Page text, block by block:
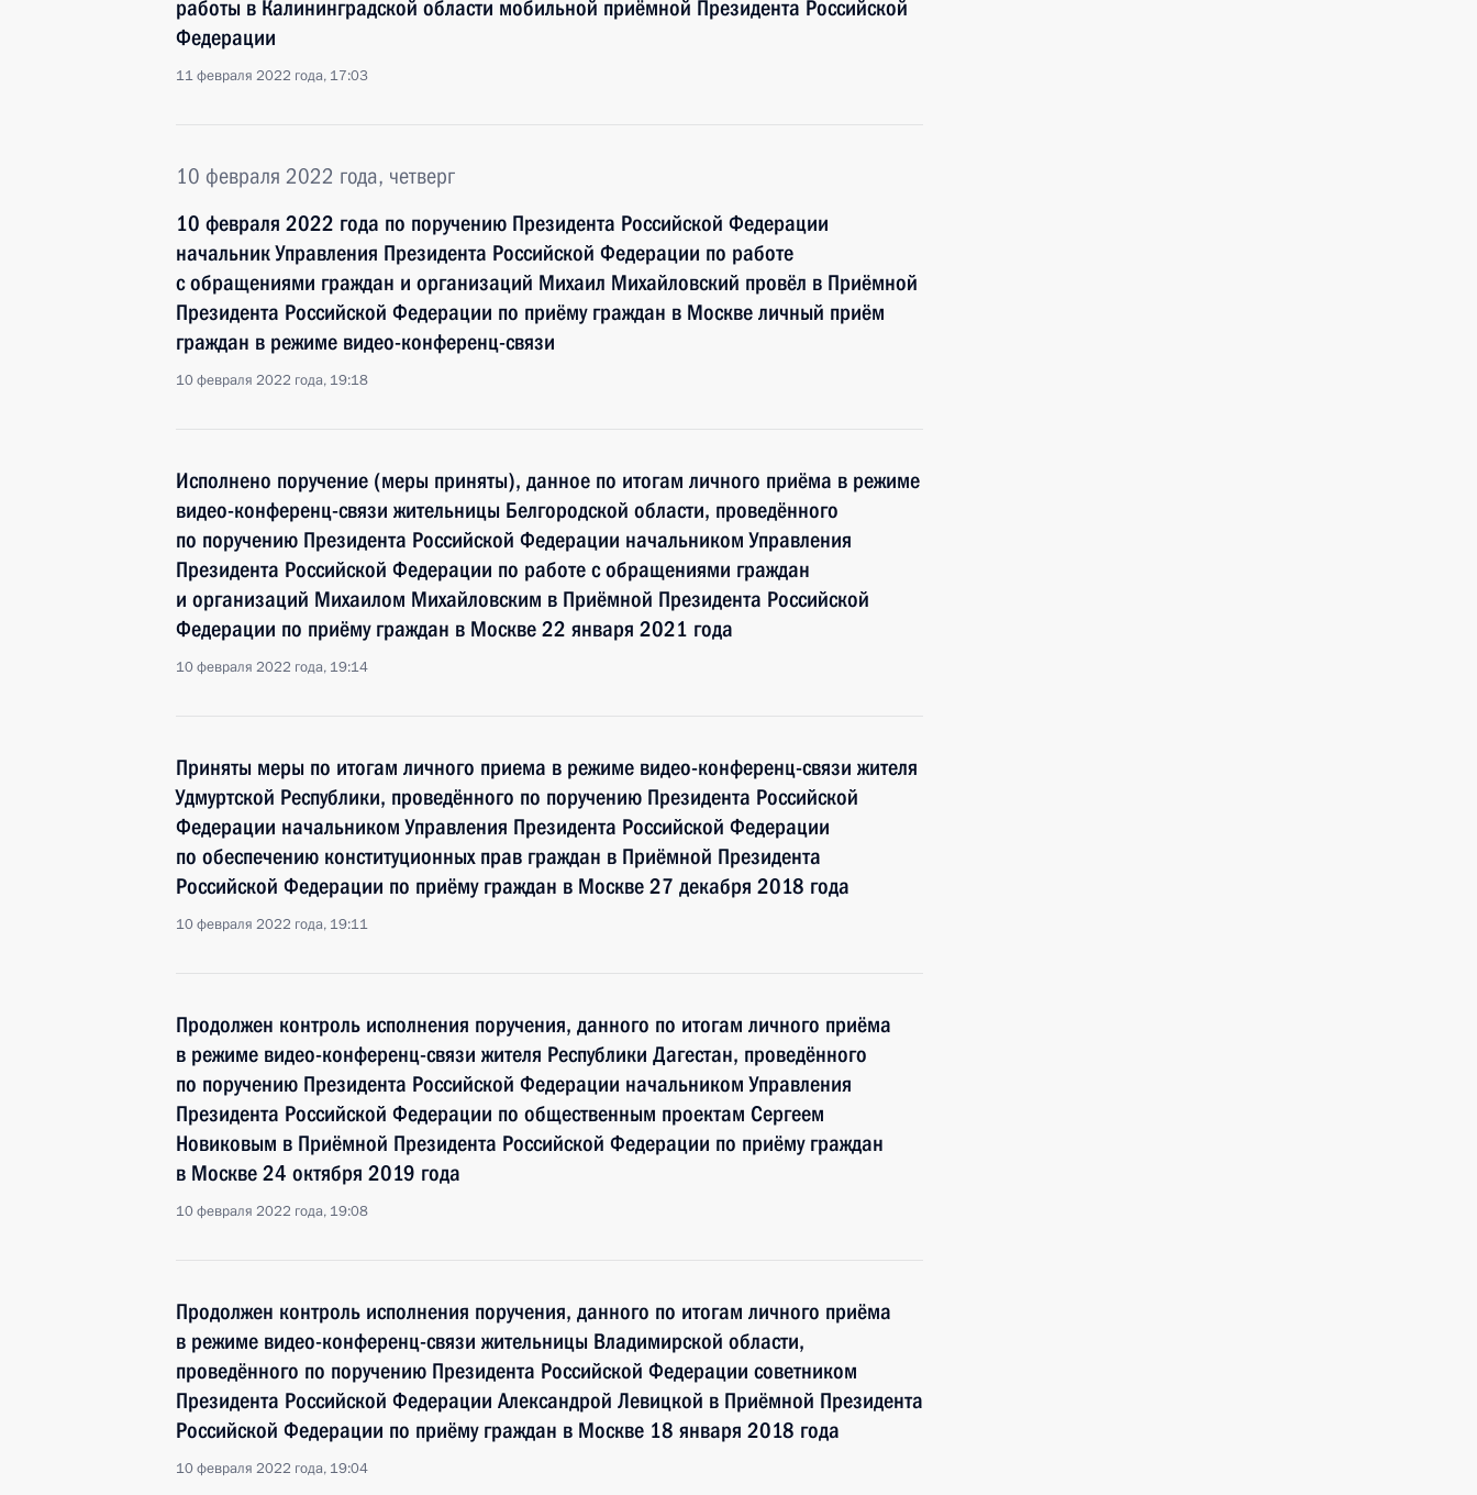
работы в Калининградской области мобильной приёмной Президента Российской
Федерации
11 февраля 2022 года, 17:03
10 февраля 2022 года, четверг
10 февраля 2022 года по поручению Президента Российской Федерации
начальник Управления Президента Российской Федерации по работе
с обращениями граждан и организаций Михаил Михайловский провёл в Приёмной
Президента Российской Федерации по приёму граждан в Москве личный приём
граждан в режиме видео-конференц-связи
10 февраля 2022 года, 19:18
Исполнено поручение (меры приняты), данное по итогам личного приёма в режиме
видео-конференц-связи жительницы Белгородской области, проведённого
по поручению Президента Российской Федерации начальником Управления
Президента Российской Федерации по работе с обращениями граждан
и организаций Михаилом Михайловским в Приёмной Президента Российской
Федерации по приёму граждан в Москве 22 января 2021 года
10 февраля 2022 года, 19:14
Приняты меры по итогам личного приема в режиме видео-конференц-связи жителя
Удмуртской Республики, проведённого по поручению Президента Российской
Федерации начальником Управления Президента Российской Федерации
по обеспечению конституционных прав граждан в Приёмной Президента
Российской Федерации по приёму граждан в Москве 27 декабря 2018 года
10 февраля 2022 года, 19:11
Продолжен контроль исполнения поручения, данного по итогам личного приёма
в режиме видео-конференц-связи жителя Республики Дагестан, проведённого
по поручению Президента Российской Федерации начальником Управления
Президента Российской Федерации по общественным проектам Сергеем
Новиковым в Приёмной Президента Российской Федерации по приёму граждан
в Москве 24 октября 2019 года
10 февраля 2022 года, 19:08
Продолжен контроль исполнения поручения, данного по итогам личного приёма
в режиме видео-конференц-связи жительницы Владимирской области,
проведённого по поручению Президента Российской Федерации советником
Президента Российской Федерации Александрой Левицкой в Приёмной Президента
Российской Федерации по приёму граждан в Москве 18 января 2018 года
10 февраля 2022 года, 19:04